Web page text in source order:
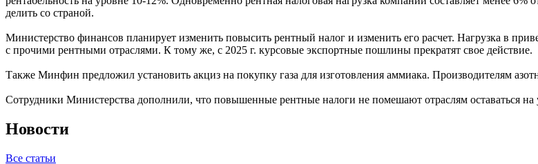
делить со страной.
Министерство финансов планирует изменить повысить рентный налог и изменить его расчет. Нагрузка в
с прочими рентными отраслями. К тому же, с 2025 г. курсовые экспортные пошлины прекратят свое действие.
Также Минфин предложил установить акциз на покупку газа для изготовления аммиака. Производителям
Сотрудники Министерства дополнили, что повышенные рентные налоги не помешают отраслям оставаться
Новости
Все статьи